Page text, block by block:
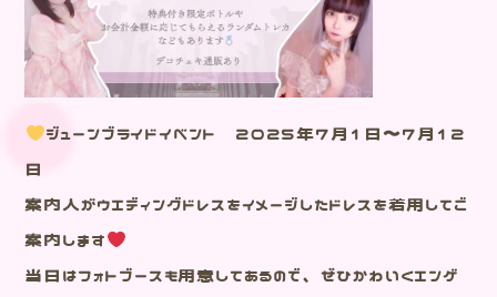
ジューンブライドイベント 2025年7月1日～7月12
日
案内人がウエディングドレスをイメージしたドレスを着用してご
案内します
当日はフォトブースも用意してあるので、ぜひかわいくエンゲ